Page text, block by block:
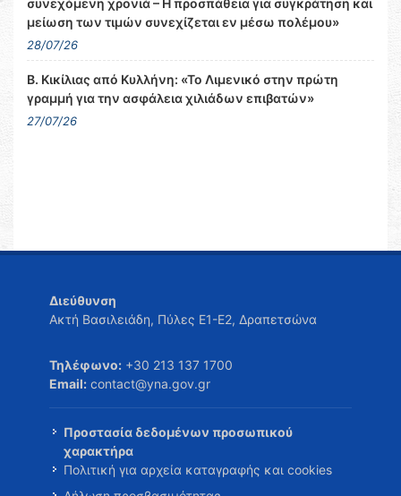
συνεχόμενη χρονιά – Η προσπάθεια για συγκράτηση και
μείωση των τιμών συνεχίζεται εν μέσω πολέμου»
28/07/26
Β. Κικίλιας από Κυλλήνη: «Το Λιμενικό στην πρώτη
γραμμή για την ασφάλεια χιλιάδων επιβατών»
27/07/26
Διεύθυνση
Ακτή Βασιλειάδη, Πύλες Ε1-Ε2, Δραπετσώνα
Τηλέφωνο: +30 213 137 1700
Email: contact@yna.gov.gr
Προστασία δεδομένων προσωπικού
χαρακτήρα
Πολιτική για αρχεία καταγραφής και cookies